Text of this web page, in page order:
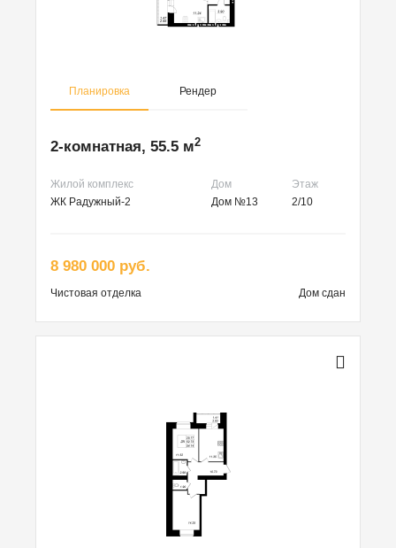
Планировка Рендер
2-комнатная, 55.5 м2
Жилой комплекс Дом
Этаж
ЖК Радужный-2
Дом №13 2/10
8 980 000 руб.
Чистовая отделка Дом сдан